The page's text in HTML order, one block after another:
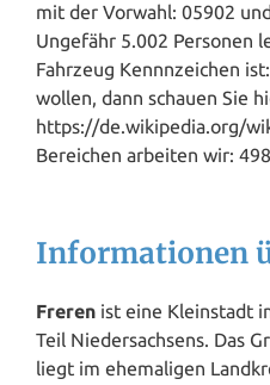
mit der Vorwahl: 05902
Ungefähr 5.002 Personen
Fahrzeug Kennnzeichen
wollen, dann schauen Sie
https://de.wikipedia.org/
Bereichen arbeiten wir:
Informationen
Freren ist eine Kleinstadt
Teil Niedersachsens. Das
liegt im ehemaligen